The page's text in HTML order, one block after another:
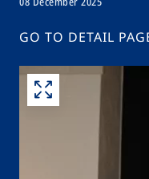
GO TO DETAIL